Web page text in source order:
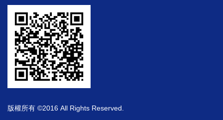
版權所有 ©2016 All Rights Reserved.